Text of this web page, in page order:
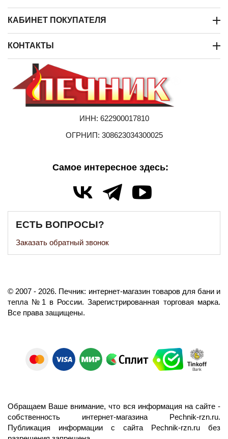
КАБИНЕТ ПОКУПАТЕЛЯ
КОНТАКТЫ
ИНН: 622900017810
ОГРНИП: 308623034300025
Самое интересное здесь:
ЕСТЬ ВОПРОСЫ?
Заказать обратный звонок
©️ 2007 - 2026. Печник: интернет-магазин товаров для бани и
тепла №1 в России. Зарегистрированная торговая марка.
Все права защищены.
Обращаем Ваше внимание, что вся информация на сайте -
собственность интернет-магазина Pechnik-rzn.ru.
Публикация информации с сайта Pechnik-rzn.ru без